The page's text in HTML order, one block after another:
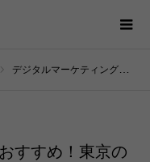
デジタルマーケティングにおすすめ！東京の会社17選
すすめ！東京の